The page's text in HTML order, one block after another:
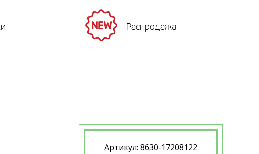
Распродажа
Артикул: 8630-17208122